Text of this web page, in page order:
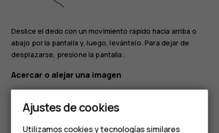
Smartphones
Teléfonos de gama
Deslice el dedo con un movimiento rápido hacia arriba o
abajo por la pantalla y, luego, levántelo. Para dejar de
desplazarse, presione la pantalla.
Acercar o alejar una imagen
Ajustes de cookies
Utilizamos cookies y tecnologías similares